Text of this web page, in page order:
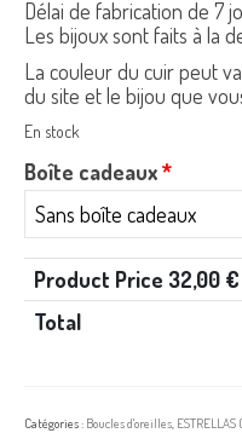
Délai de fabrication de 7
Les bijoux sont faits à la
La couleur du cuir peut
du site et le bijou que
En stock
Boîte cadeaux*
Product Price 32,00€
Total
Catégories : Boucles d'oreilles, ESTRELLAS